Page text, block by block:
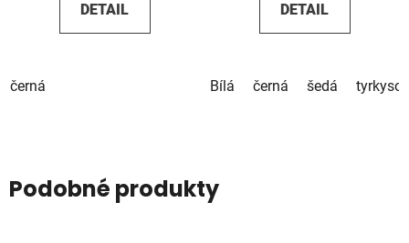
DETAIL
černá
DETAIL
Bílá černá šedá
Podobné produkty